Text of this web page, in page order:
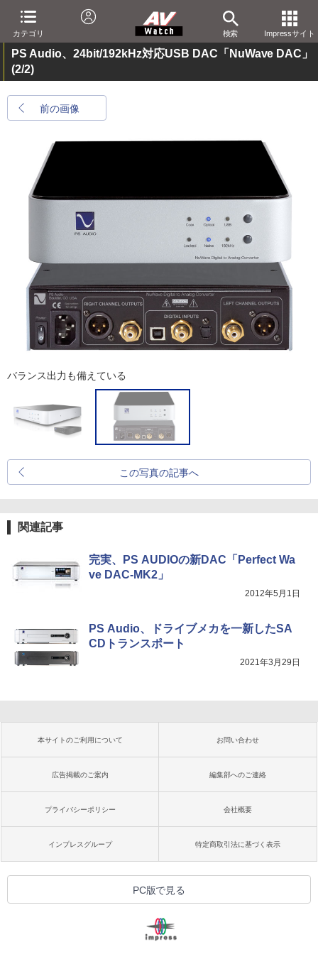
カテゴリ 検索 Impressサイト
PS Audio、24bit/192kHz対応USB DAC「NuWave DAC」
(2/2)
前の画像
バランス出力も備えている
この写真の記事へ
関連記事
完実、PS AUDIOの新DAC「Perfect Wa
ve DAC-MK2」
2012年5月1日
PS Audio、ドライブメカを一新したSA
CDトランスポート
2021年3月29日
本サイトのご利用について お問い合わせ
広告掲載のご案内 編集部へのご連絡
プライバシーポリシー 会社概要
インプレスグループ 特定商取引法に基づく表示
PC版で見る